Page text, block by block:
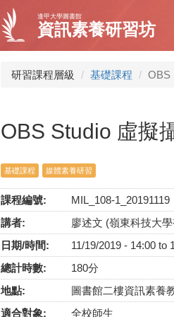
逢甲大學圖書館
資訊素養研習坊
研習課程層級 基礎課程 OBS
OBS Studio 虛擬
基礎課程 媒體素養研習
課程編號:
MIL_108-1_20191119
講者:
廖述文 (嶺東科技大
日期/時間:
11/19/2019 - 14:00 to
總計時數:
180分
地點:
圖書館二樓資訊素養
適合對象:
全校師生